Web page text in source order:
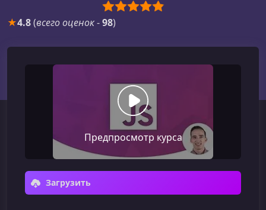
★4.8(всего оценок-98)
Предпросмотр курса
Загрузить